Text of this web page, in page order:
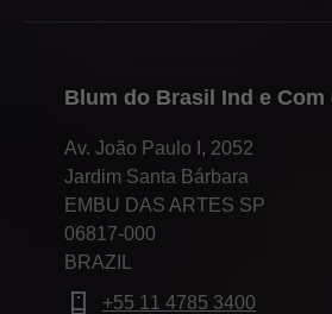
Blum do Brasil Ind e Com
Av. João Paulo I, 2052
Jardim Santa Bárbara
EMBU DAS ARTES SP
06817-000
BRAZIL
+55 11 4785 3400